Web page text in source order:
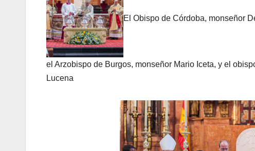
El Obispo de Córdoba, monseñor
el Arzobispo de Burgos, monseñor Mario Iceta, y el
Lucena